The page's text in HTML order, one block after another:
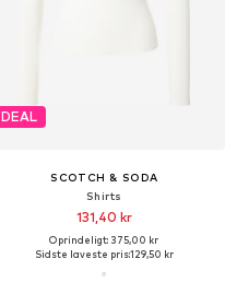
DEAL
SCOTCH & SODA
Shirts
131,40 kr
Oprindeligt: 375,00 kr
Sidste laveste pris:129,50 kr